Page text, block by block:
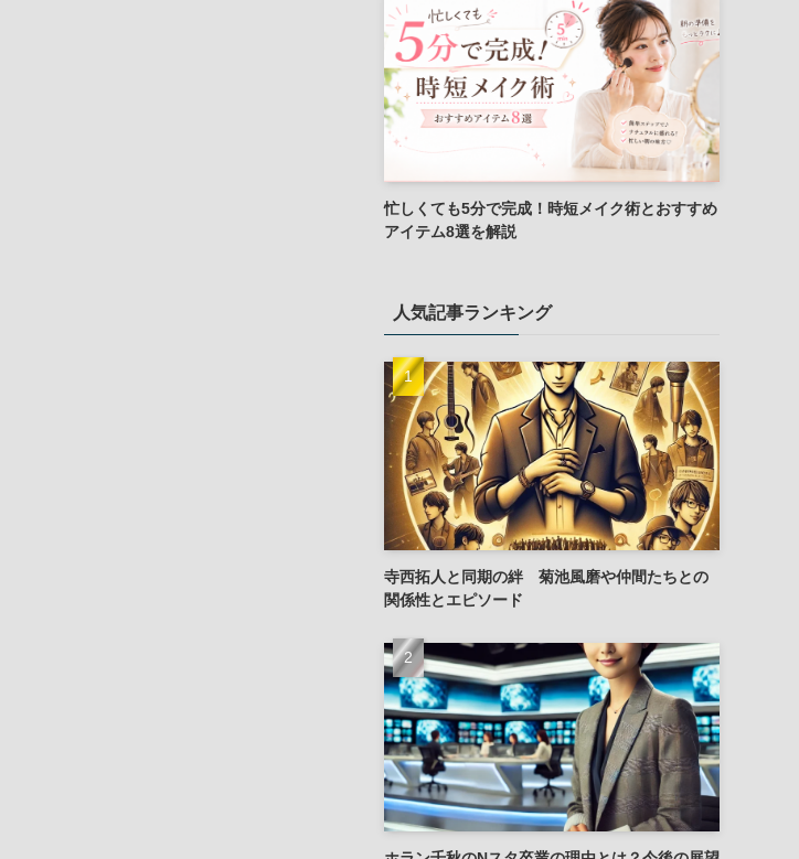
忙しくても5分で完成！時短メイク術とおすすめ
アイテム8選を解説
人気記事ランキング
寺西拓人と同期の絆 菊池風磨や仲間たちとの
関係性とエピソード